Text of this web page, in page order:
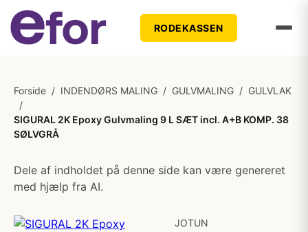
RODEKASSEN
Forside / INDENDØRS MALING / GULVMALING / GULVLAK
/
SIGURAL 2K Epoxy Gulvmaling 9 L SÆT incl. A+B KOMP. 38
SØLVGRÅ
Dele af indholdet på denne side kan være genereret
med hjælp fra AI.
JOTUN